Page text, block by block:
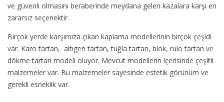
ve güvenli olmasını beraberinde meydana gelen kazalara karşı en
zararsız seçenektir.
Birçok yerde karşımıza çıkan kaplama modellerinin birçok çeşidi
var. Karo tartan, altıgen tartan, tuğla tartan, blok, rulo tartan ve
dökme tartan modeli oluyor. Mevcut modellerin içerisinde çeşitli
malzemeler var. Bu malzemeler sayesinde estetik görünüm ve
gerekli esneklik var.